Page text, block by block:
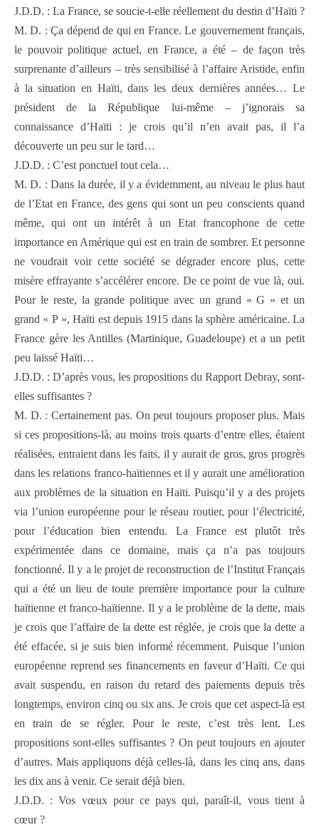
J.D.D. : La France, se soucie-t-elle réellement du destin d’Haïti ?
M. D. : Ça dépend de qui en France. Le gouvernement français,
le pouvoir politique actuel, en France, a été – de façon très
surprenante d’ailleurs – très sensibilisé à l’affaire Aristide, enfin
à la situation en Haïti, dans les deux dernières années… Le
président de la République lui-même – j’ignorais sa
connaissance d’Haïti : je crois qu’il n’en avait pas, il l’a
découverte un peu sur le tard…
J.D.D. : C’est ponctuel tout cela…
M. D. : Dans la durée, il y a évidemment, au niveau le plus haut
de l’Etat en France, des gens qui sont un peu conscients quand
même, qui ont un intérêt à un Etat francophone de cette
importance en Amérique qui est en train de sombrer. Et personne
ne voudrait voir cette société se dégrader encore plus, cette
misère effrayante s’accélérer encore. De ce point de vue là, oui.
Pour le reste, la grande politique avec un grand « G » et un
grand « P », Haïti est depuis 1915 dans la sphère américaine. La
France gère les Antilles (Martinique, Guadeloupe) et a un petit
peu laissé Haïti…
J.D.D. : D’après vous, les propositions du Rapport Debray, sont-
elles suffisantes ?
M. D. : Certainement pas. On peut toujours proposer plus. Mais
si ces propositions-là, au moins trois quarts d’entre elles, étaient
réalisées, entraient dans les faits, il y aurait de gros, gros progrès
dans les relations franco-haïtiennes et il y aurait une amélioration
aux problèmes de la situation en Haïti. Puisqu’il y a des projets
via l’union européenne pour le réseau routier, pour l’électricité,
pour l’éducation bien entendu. La France est plutôt très
expérimentée dans ce domaine, mais ça n’a pas toujours
fonctionné. Il y a le projet de reconstruction de l’Institut Français
qui a été un lieu de toute première importance pour la culture
haïtienne et franco-haïtienne. Il y a le problème de la dette, mais
je crois que l’affaire de la dette est réglée, je crois que la dette a
été effacée, si je suis bien informé récemment. Puisque l’union
européenne reprend ses financements en faveur d’Haïti. Ce qui
avait suspendu, en raison du retard des paiements depuis très
longtemps, environ cinq ou six ans. Je crois que cet aspect-là est
en train de se régler. Pour le reste, c’est très lent. Les
propositions sont-elles suffisantes ? On peut toujours en ajouter
d’autres. Mais appliquons déjà celles-là, dans les cinq ans, dans
les dix ans à venir. Ce serait déjà bien.
J.D.D. : Vos vœux pour ce pays qui, paraît-il, vous tient à
cœur ?